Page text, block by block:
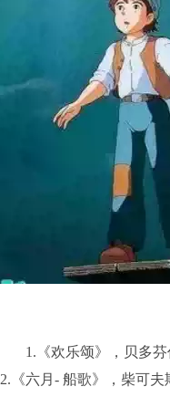
1.《欢乐颂》，贝多
2.《六月- 船歌》，柴可夫